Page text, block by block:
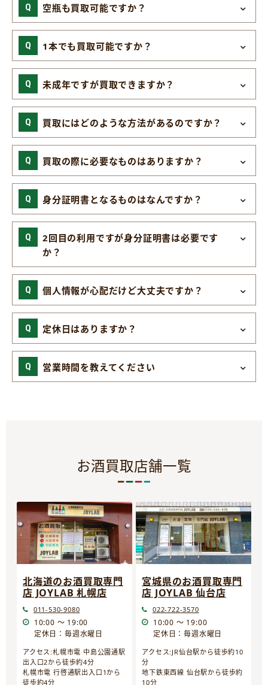
空瓶も買取可能ですか？
1本でも買取可能ですか？
未成年ですが買取できますか？
買取にはどのような方法があるのですか？
買取の際に必要なものはありますか？
身分証明書となるものはなんですか？
2回目の利用ですが身分証明書は必要です
か？
個人情報が心配だけど大丈夫ですか？
定休日はありますか？
営業時間を教えてください
お酒買取店舗一覧
北海道のお酒買取専門
店 JOYLAB 札幌店
011-530-9080
10:00 ～ 19:00
定休日：毎週水曜日
アクセス:札幌市電 中島公園通駅
出入口2から徒歩約4分
札幌市電 行啓通駅出入口1から
徒歩約4分
宮城県のお酒買取専門
店 JOYLAB 仙台店
022-722-3570
10:00 ～ 19:00
定休日：毎週水曜日
アクセス:JR仙台駅から徒歩約10
分
地下鉄東西線 仙台駅から徒歩約
10分